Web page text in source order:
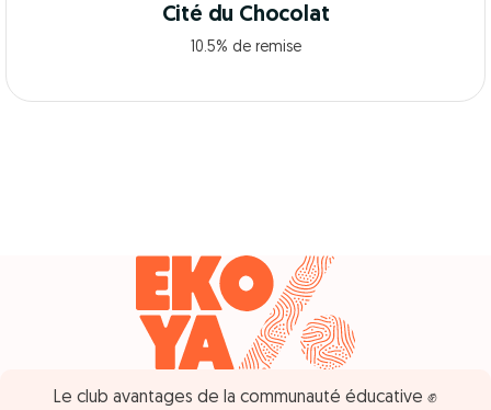
Cité du Chocolat
10.5% de remise
Le club avantages de la communauté éducative ✊